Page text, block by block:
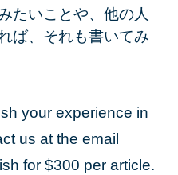
たいことや、他の人
ば、それも書いてみ
your experience in
us at the email
for $300 per article.